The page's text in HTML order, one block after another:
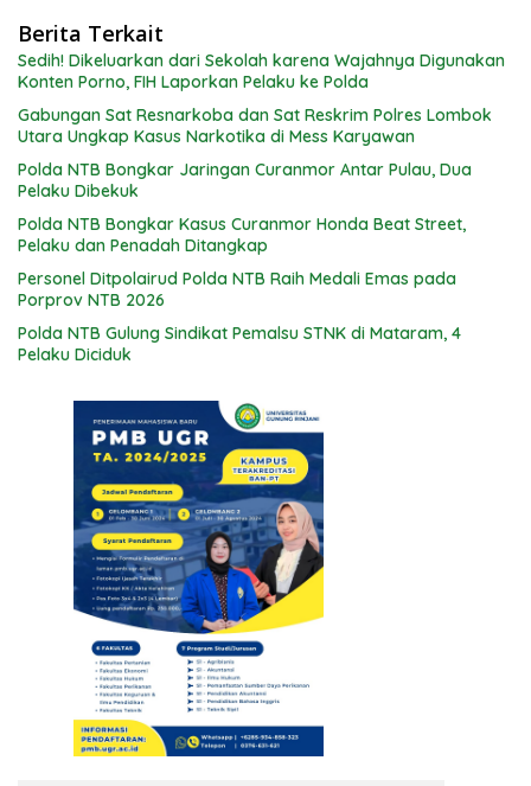
Berita Terkait
Sedih! Dikeluarkan dari Sekolah karena Wajahnya Digunakan
Konten Porno, FIH Laporkan Pelaku ke Polda
Gabungan Sat Resnarkoba dan Sat Reskrim Polres Lombok
Utara Ungkap Kasus Narkotika di Mess Karyawan
Polda NTB Bongkar Jaringan Curanmor Antar Pulau, Dua
Pelaku Dibekuk
Polda NTB Bongkar Kasus Curanmor Honda Beat Street,
Pelaku dan Penadah Ditangkap
Personel Ditpolairud Polda NTB Raih Medali Emas pada
Porprov NTB 2026
Polda NTB Gulung Sindikat Pemalsu STNK di Mataram, 4
Pelaku Diciduk